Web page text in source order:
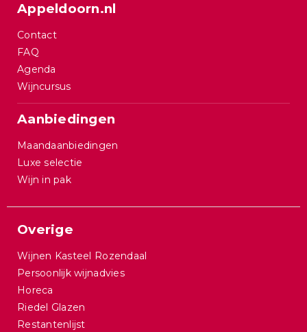
Appeldoorn.nl
Contact
FAQ
Agenda
Wijncursus
Aanbiedingen
Maandaanbiedingen
Luxe selectie
Wijn in pak
Overige
Wijnen Kasteel Rozendaal
Persoonlijk wijnadvies
Horeca
Riedel Glazen
Restantenlijst